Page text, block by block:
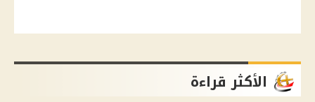
الأكثر قراءة